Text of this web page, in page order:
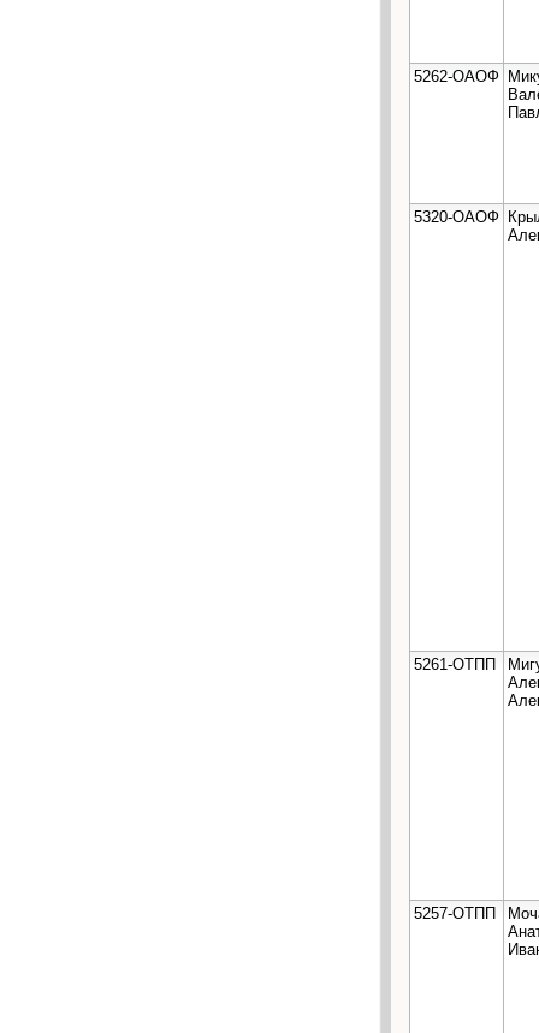
5262-ОАОФ
5320-ОАОФ
5261-ОТПП
5257-ОТПП